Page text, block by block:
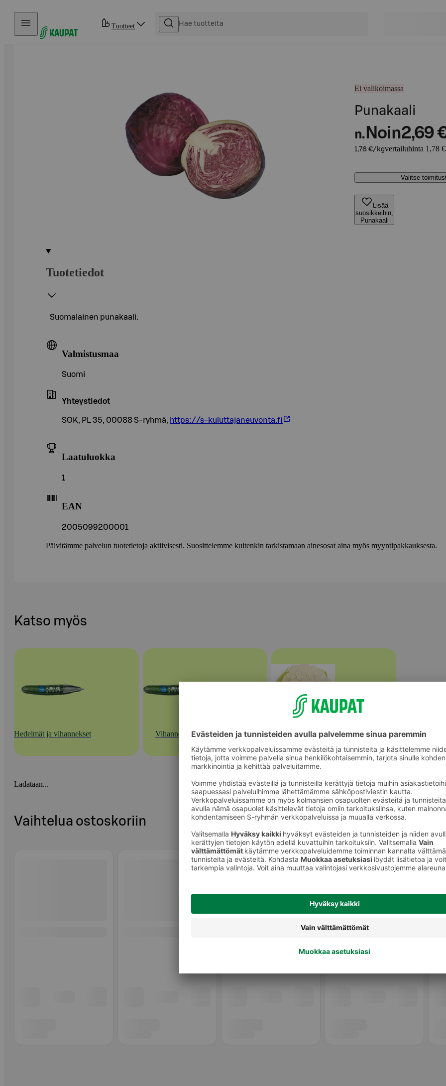
Hyppää sisältöön
Tuotteet
Ei valikoimassa
Punakaali
n. Noin2,69
1,78 €/kgvertailuhinta 1,78
Valitse
Lisää
suosikkeihin,
Punakaali
Tuotetiedot
Suomalainen punakaali.
Valmistusmaa
Suomi
Yhteystiedot
SOK, PL 35, 00088 S-ryhmä, https://s-kuluttajaneuvonta.fi
Laatuluokka
1
EAN
2005099200001
Päivitämme palvelun tuotetietoja aktiivisesti. Suosittelemme kuitenkin tarkistamaan ainesosat aina myös myyntipakkauksesta.
Katso myös
Hedelmät ja vihannekset Vihannekset Kaalit
Ladataan...
Vaihtelua ostoskoriin